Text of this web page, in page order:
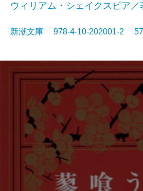
ウィリアム・シェイクスピア
新潮文庫 978-4-10-202001-2